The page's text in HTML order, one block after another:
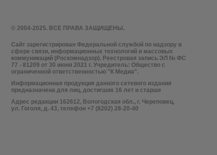
© 2004-2025. ВСЕ ПРАВА ЗАЩИЩЕНЫ.
Сайт зарегистрирован Федеральной службой по надзору в
сфере связи, информационных технологий и массовых
коммуникаций (Роскомнадзор). Реестровая запись ЭЛ № ФС
77 - 81209 от 30 июня 2021 г. Учредитель: Общество с
ограниченной ответственностью "К Медиа".
Информационная продукция данного сетевого издания
предназначена для лиц, достигших 16 лет и старше
Адрес редакции 162612, Вологодская обл., г. Череповец,
ул. Гоголя, д. 43, телефон +7 (8202) 28-20-40